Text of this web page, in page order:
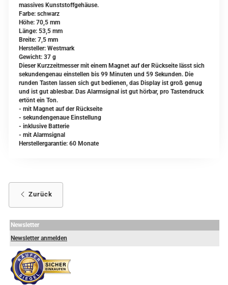
massives Kunststoffgehäuse.
Farbe: schwarz
Höhe: 70,5 mm
Länge: 53,5 mm
Breite: 7,5 mm
Hersteller: Westmark
Gewicht: 37 g
Dieser Kurzzeitmesser mit einem Magnet auf der Rückseite lässt sich
sekundengenau einstellen bis 99 Minuten und 59 Sekunden. Die
runden Tasten lassen sich gut bedienen, das Display ist groß genug
und ist gut ablesbar. Das Alarmsignal ist gut hörbar, pro Tastendruck
ertönt ein Ton.
- mit Magnet auf der Rückseite
- sekundengenaue Einstellung
- inklusive Batterie
- mit Alarmsignal
Herstellergarantie: 60 Monate
Zurück
Newsletter
Newsletter anmelden